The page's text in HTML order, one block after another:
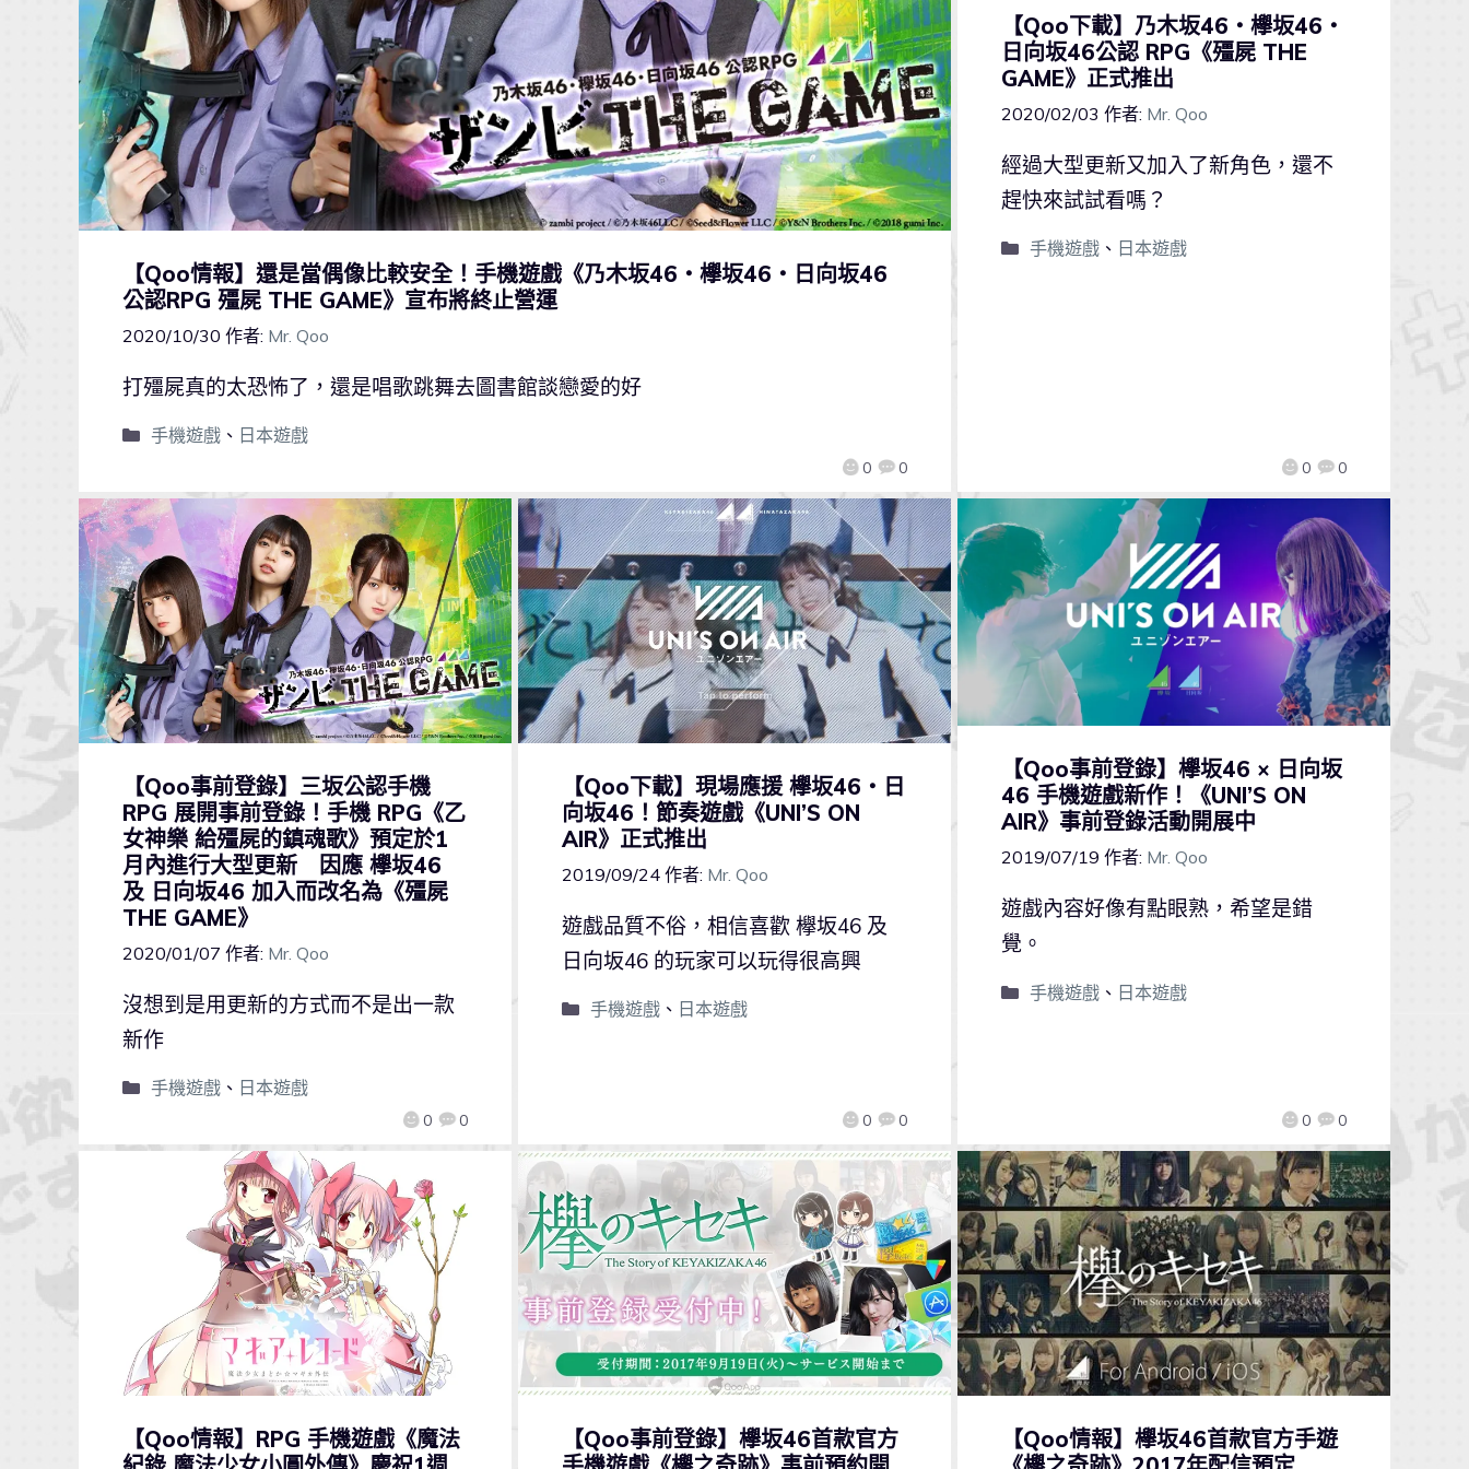
【Qoo情報】還是當偶像比較安全！手機遊戲《乃木坂46・欅坂46・日向坂46
公認RPG 殭屍 THE GAME》宣布將終止營運
2020/10/30 作者: Mr. Qoo
0 0
打殭屍真的太恐怖了，還是唱歌跳舞去圖書館談戀愛的好
手機遊戲、 日本遊戲
【Qoo下載】乃木坂46・欅坂46・
日向坂46公認 RPG《殭屍 THE
GAME》正式推出
2020/02/03 作者: Mr. Qoo
0 0
經過大型更新又加入了新角色，還不
趕快來試試看嗎？
手機遊戲、 日本遊戲
【Qoo事前登錄】三坂公認手機
RPG 展開事前登錄！手機 RPG《乙
女神樂 給殭屍的鎮魂歌》預定於1
月內進行大型更新 因應 欅坂46
及 日向坂46 加入而改名為《殭屍
THE GAME》
2020/01/07 作者: Mr. Qoo
0 0
沒想到是用更新的方式而不是出一款
新作
手機遊戲、 日本遊戲
【Qoo下載】現場應援 欅坂46・日
向坂46！節奏遊戲《UNI’S ON
AIR》正式推出
2019/09/24 作者: Mr. Qoo
0 0
遊戲品質不俗，相信喜歡 欅坂46 及
日向坂46 的玩家可以玩得很高興
手機遊戲、 日本遊戲
【Qoo事前登錄】欅坂46 × 日向坂
46 手機遊戲新作！《UNI’S ON
AIR》事前登錄活動開展中
2019/07/19 作者: Mr. Qoo
0 0
遊戲內容好像有點眼熟，希望是錯
覺。
手機遊戲、 日本遊戲
【Qoo情報】RPG 手機遊戲《魔法
【Qoo事前登錄】欅坂46首款官方
【Qoo情報】欅坂46首款官方手遊